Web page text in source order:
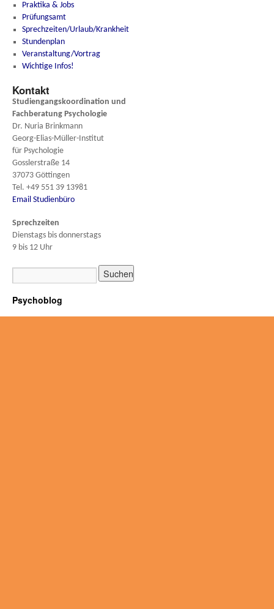
Praktika & Jobs
Prüfungsamt
Sprechzeiten/Urlaub/Krankheit
Stundenplan
Veranstaltung/Vortrag
Wichtige Infos!
Kontakt
Studiengangskoordination und
Fachberatung Psychologie
Dr. Nuria Brinkmann
Georg-Elias-Müller-Institut
für Psychologie
Gosslerstraße 14
37073 Göttingen
Tel. +49 551 39 13981
Email Studienbüro
Sprechzeiten
Dienstags bis donnerstags
9 bis 12 Uhr
Psychoblog